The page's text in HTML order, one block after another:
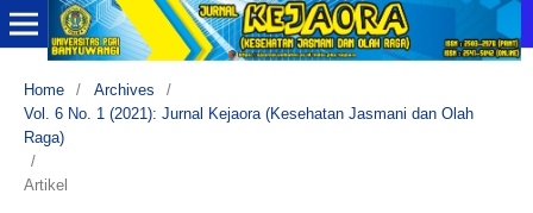
Home / Archives
/
Vol. 6 No. 1 (2021): Jurnal Kejaora (Kesehatan Jasmani dan Olah
Raga)
/
Artikel